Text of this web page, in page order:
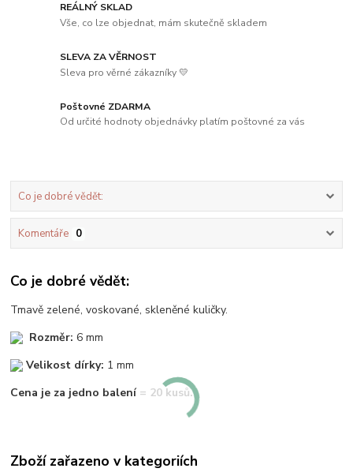
REÁLNÝ SKLAD
Vše, co lze objednat, mám skutečně skladem
SLEVA ZA VĚRNOST
Sleva pro věrné zákazníky 💛
Poštovné ZDARMA
Od určité hodnoty objednávky platím poštovné za vás
Co je dobré vědět:
Komentáře 0
Co je dobré vědět:
Tmavě zelené, voskované, skleněné kuličky.
Rozměr: 6 mm
Velikost dírky: 1 mm
Cena je za jedno balení = 20 kusů.
Zboží zařazeno v kategoriích